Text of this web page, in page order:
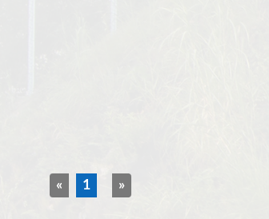
« 1 »